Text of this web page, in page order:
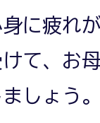
に疲れ
て、お
しょう